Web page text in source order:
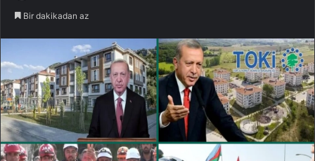
Bir dakikadan az